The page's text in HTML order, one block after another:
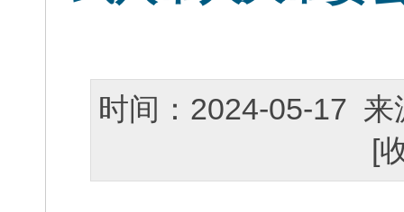
时间：2024-05-17
[